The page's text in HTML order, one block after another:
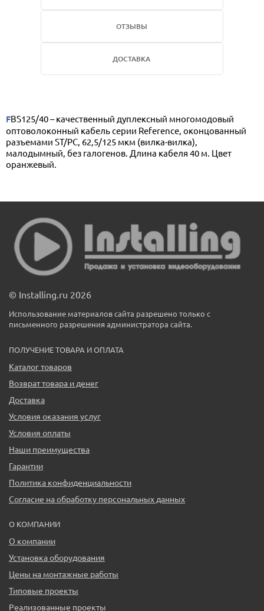
ОТЗЫВЫ
ДОСТАВКА
FBS125/40 – качественный дуплексный многомодовый
оптоволоконный кабель серии Reference, оконцованный
разъемами ST/PC, 62,5/125 мкм (вилка-вилка),
малодымный, без галогенов. Длина кабеля 40 м. Цвет
оранжевый.
© Installing.ru 2026
Использование материалов сайта разрешено только с
письменного разрешения администратора сайта.
ПОЛУЧЕНИЕ ТОВАРА И ОПЛАТА
Каталог товаров
Возврат товара и денег
Доставка
Условия оказания услуг
Условия оплаты
Наши преимущества
Гарантии
Политика конфиденциальности
Согласие на обработку персональных данных
О КОМПАНИИ
О компании
Установка оборудования
Цены на монтажные работы
Типовые проекты
Реализованные проекты